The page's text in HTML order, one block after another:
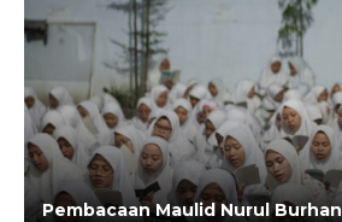
Pembacaan Maulid Nurul Burhan